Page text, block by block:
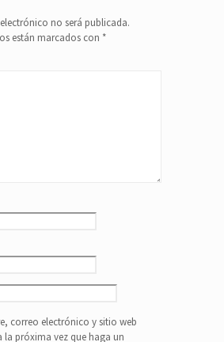
no será publicada.
están marcados con *
correo electrónico y sitio web
la próxima vez que haga un